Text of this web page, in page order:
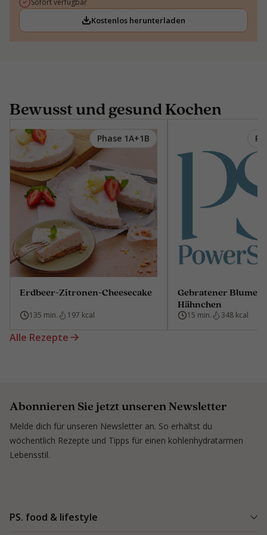
Sofort verfügbar
Kostenlos herunterladen
Bewusst und gesund Kochen
Phase 1A+1B
Erdbeer-Zitronen-Cheesecake
135 min. 197 kcal
Gebratener
Hähnchen
15 min. 348 kcal
Alle Rezepte
Abonnieren Sie jetzt unseren Newsletter
Melde dich für unseren Newsletter an. So erhältst du
wöchentlich Rezepte und Tipps für einen kohlenhydratarmen
Lebensstil.
PS. food & lifestyle